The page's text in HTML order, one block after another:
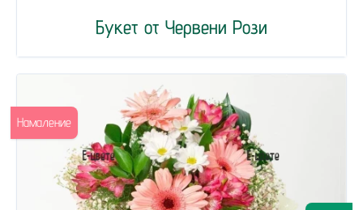
Букет от Червени Рози
Намаление